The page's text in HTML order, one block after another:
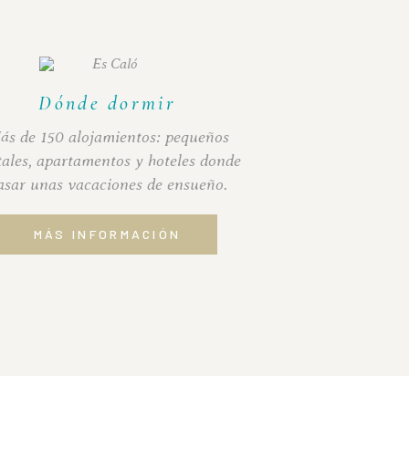
Dónde dormir
de 150 alojamientos: pequeños
apartamentos y hoteles donde
unas vacaciones de ensueño.
MÁS INFORMACIÓN